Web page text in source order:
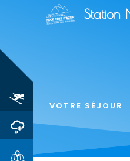
Station
VOTRE SÉJOUR